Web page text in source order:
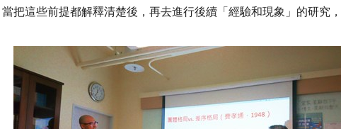
把這些前提都解釋清楚後，再去進行後續「經驗和現象」的研究